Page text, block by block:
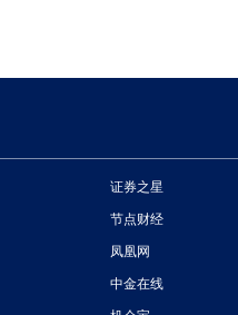
证券之星
节点财经
凤凰网
中金在线